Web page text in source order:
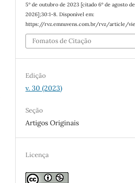
5º de outubro de 2023 [citado 6º de agosto de
2026];30:1-8. Disponível em:
https://rvz.emnuvens.com.br/rvz/article/
Fomatos de Citação
Edição
v. 30 (2023)
Seção
Artigos Originais
Licença